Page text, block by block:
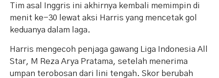
Tim asal Inggris ini akhirnya kembali memimpin di
menit ke-30 lewat aksi Harris yang mencetak gol
keduanya dalam laga.
Harris mengecoh penjaga gawang Liga Indonesia All
Star, M Reza Arya Pratama, setelah menerima
umpan terobosan dari lini tengah. Skor berubah